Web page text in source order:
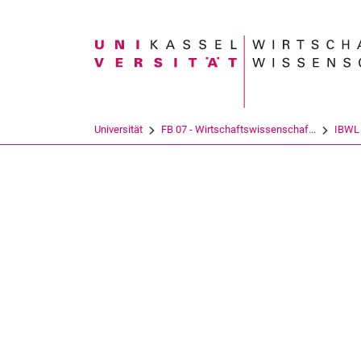
Suchbegriff
Universität FB 07 - Wirtschaftswissenschaf... IBWL